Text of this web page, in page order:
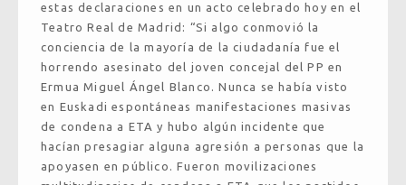
estas declaraciones en un acto celebrado hoy en el
Teatro Real de Madrid: “Si algo conmovió la
conciencia de la mayoría de la ciudadanía fue el
horrendo asesinato del joven concejal del PP en
Ermua Miguel Ángel Blanco. Nunca se había visto
en Euskadi espontáneas manifestaciones masivas
de condena a ETA y hubo algún incidente que
hacían presagiar alguna agresión a personas que la
apoyasen en público. Fueron movilizaciones